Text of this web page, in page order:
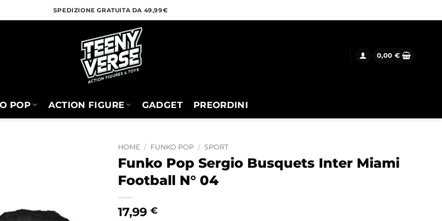
SPEDIZIONE GRATUITA DA 49,99€
0,00 €
POP ACTION FIGURE GADGET PREORDINI
HOME / FUNKO POP / SPORT
Funko Pop Sergio Busquets Inter Miami
Football N° 04
17,99 €